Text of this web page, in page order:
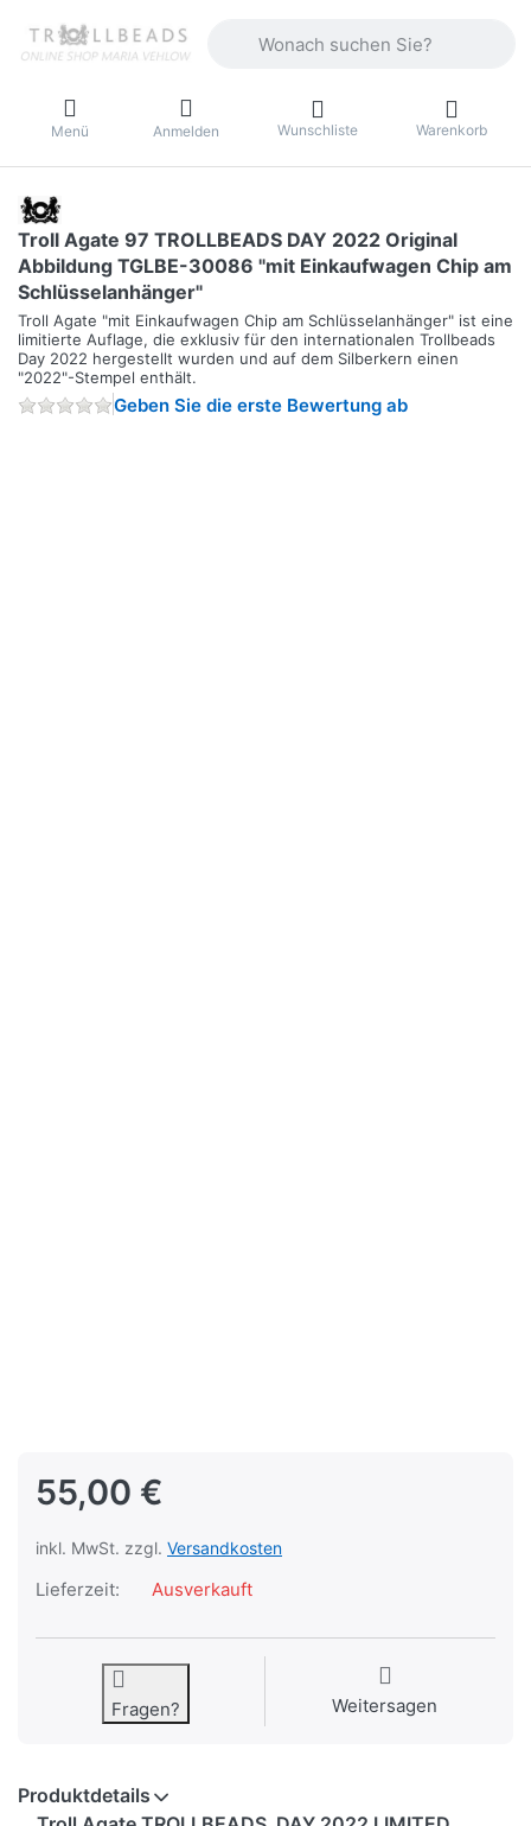
Menü Anmelden Wunschliste Warenkorb
Troll Agate 97 TROLLBEADS DAY 2022 Original
Abbildung TGLBE-30086 "mit Einkaufwagen Chip am
Schlüsselanhänger"
Troll Agate "mit Einkaufwagen Chip am Schlüsselanhänger" ist eine
limitierte Auflage, die exklusiv für den internationalen Trollbeads
Day 2022 hergestellt wurden und auf dem Silberkern einen
"2022"-Stempel enthält.
Geben Sie die erste Bewertung ab
55,00 €
inkl. MwSt. zzgl. Versandkosten
Lieferzeit: Ausverkauft
Fragen? Weitersagen
Produktdetails